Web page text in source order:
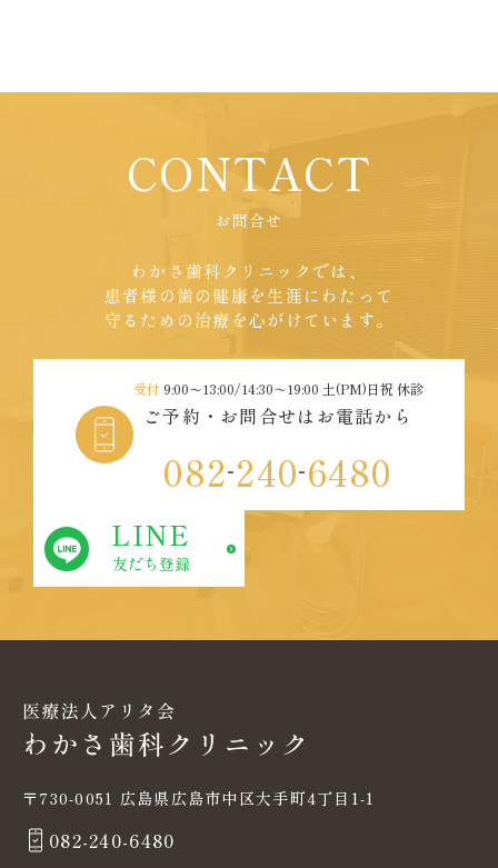
CONTACT
お問合せ
わかさ歯科クリニックでは、
患者様の歯の健康を生涯にわたって
守るための治療を心がけています。
受付 9:00〜13:00/14:30～19:00 土(PM)日祝 休診
ご予約・お問合せはお電話から
082-240-6480
LINE
友だち登録
〒730-0051 広島県広島市中区大手町4丁目1-1
082-240-6480